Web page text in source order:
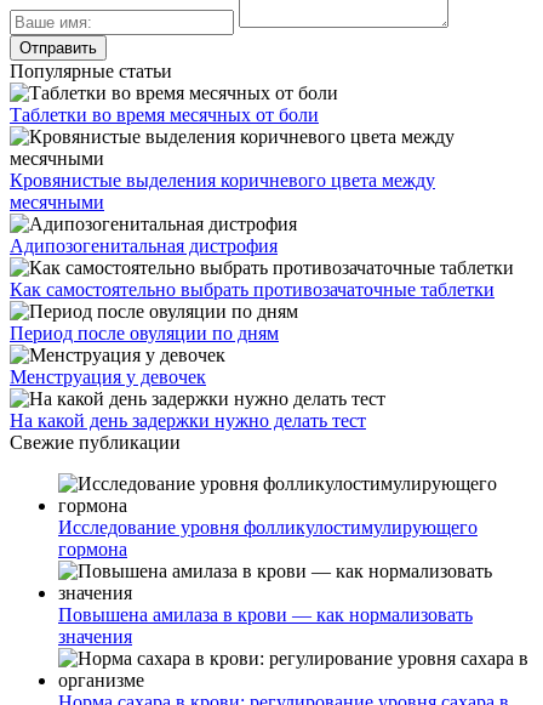
Популярные статьи
Таблетки во время месячных от боли
Кровянистые выделения коричневого цвета между
месячными
Адипозогенитальная дистрофия
Как самостоятельно выбрать противозачаточные таблетки
Период после овуляции по дням
Менструация у девочек
На какой день задержки нужно делать тест
Свежие публикации
Исследование уровня фолликулостимулирующего
гормона
Повышена амилаза в крови — как нормализовать
значения